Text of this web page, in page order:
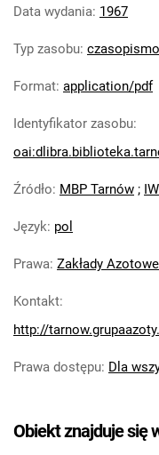
Feliksa
Feliksa
Feliksa
Tarnowskie
Feliksa
Data wydania: 1967
Typ zasobu: czasopismo
Format: application/pdf
Identyfikator zasobu:
Źródło: MBP Tarnów ; IW
Język: pol
Prawa: Zakłady
Kontakt:
http://
Prawa dostępu: Dla
Obiekt znajduje się